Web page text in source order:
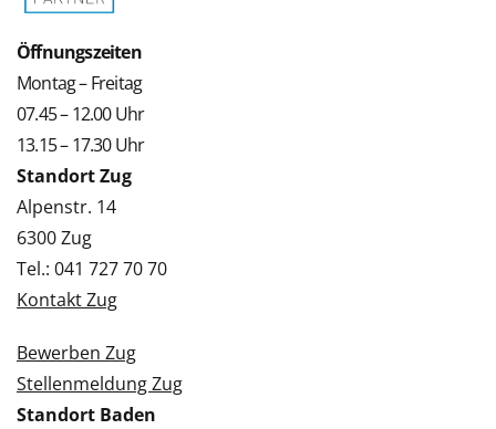
Öffnungszeiten
Montag – Freitag
07.45 – 12.00 Uhr
13.15 – 17.30 Uhr
Standort Zug
Alpenstr. 14
6300 Zug
Tel.: 041 727 70 70
Kontakt Zug
Bewerben Zug
Stellenmeldung Zug
Standort Baden